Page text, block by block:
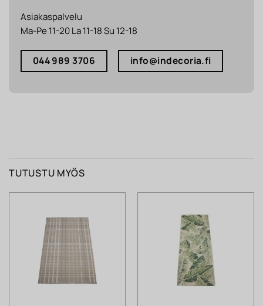
Asiakaspalvelu
Ma-Pe 11-20 La 11-18 Su 12-18
044 989 3706 info@indecoria.fi
TUTUSTU MYÖS